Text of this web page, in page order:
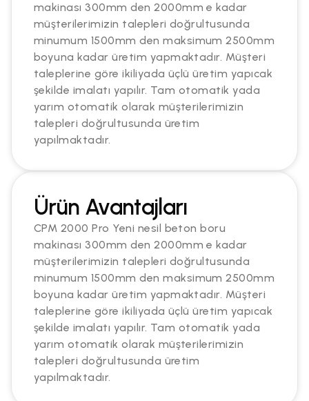
makinası 300mm den 2000mm e kadar
müşterilerimizin talepleri doğrultusunda
minumum 1500mm den maksimum 2500mm
boyuna kadar üretim yapmaktadır. Müşteri
taleplerine göre ikiliyada üçlü üretim yapıcak
şekilde imalatı yapılır. Tam otomatik yada
yarım otomatik olarak müşterilerimizin
talepleri doğrultusunda üretim
yapılmaktadır.
Ürün Avantajları
CPM 2000 Pro Yeni nesil beton boru
makinası 300mm den 2000mm e kadar
müşterilerimizin talepleri doğrultusunda
minumum 1500mm den maksimum 2500mm
boyuna kadar üretim yapmaktadır. Müşteri
taleplerine göre ikiliyada üçlü üretim yapıcak
şekilde imalatı yapılır. Tam otomatik yada
yarım otomatik olarak müşterilerimizin
talepleri doğrultusunda üretim
yapılmaktadır.